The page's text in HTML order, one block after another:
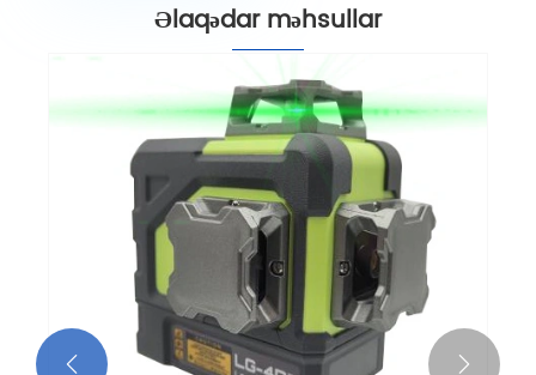
Əlaqədar məhsullar
 